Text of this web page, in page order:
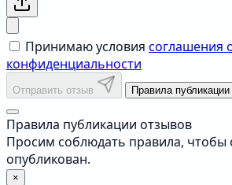
Принимаю условия соглашения
конфиденциальности
Отправить отзыв Правила публикации
Правила публикации отзывов
Просим соблюдать правила, чтобы
опубликован.
×